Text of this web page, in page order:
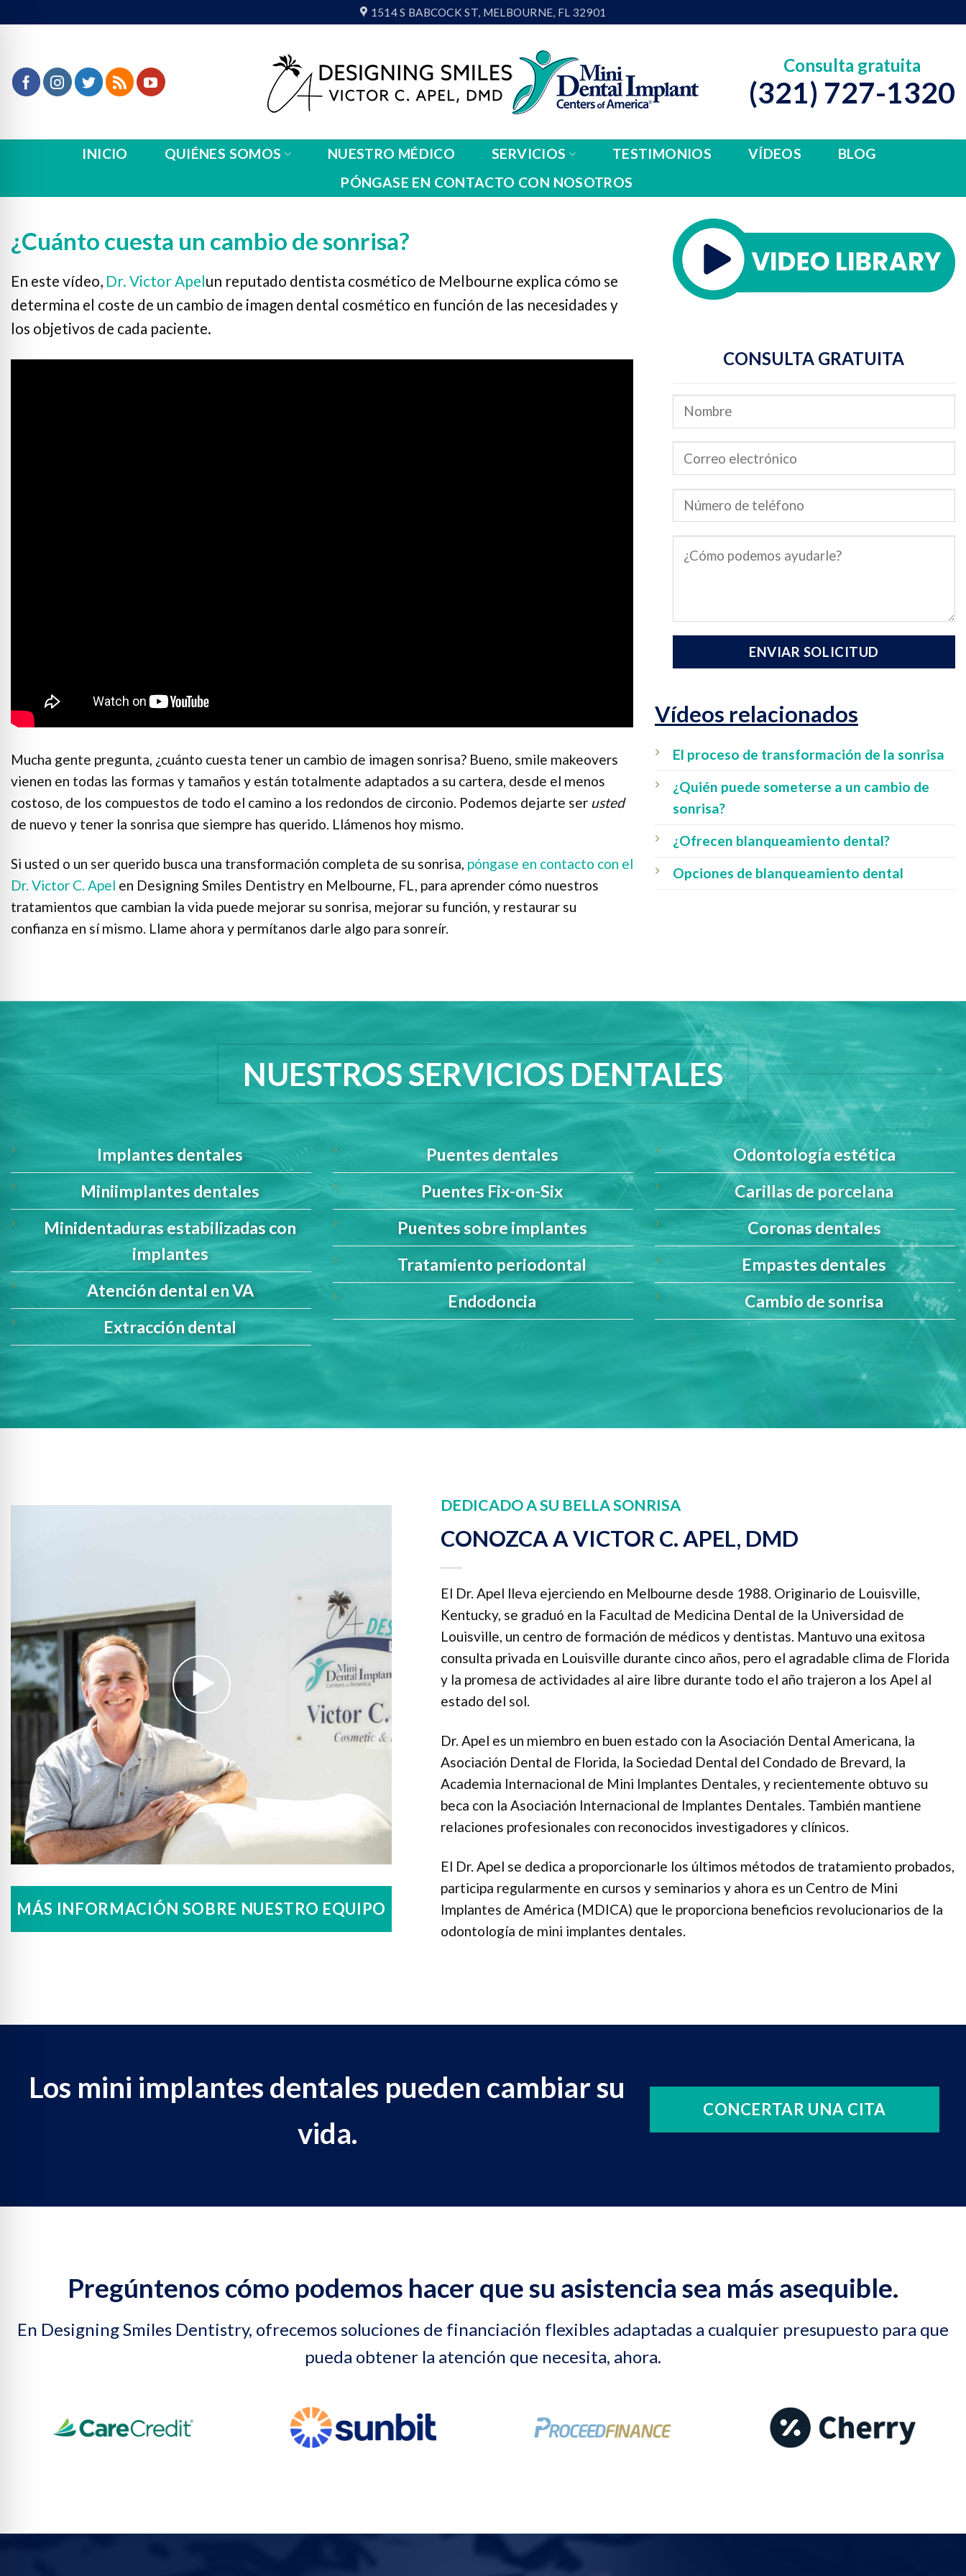
1514 S BABCOCK ST, MELBOURNE, FL 32901
Consulta gratuita
(321) 727-1320
INICIO QUIÉNES SOMOS NUESTRO MÉDICO SERVICIOS TESTIMONIOS VÍDEOS
BLOG
PÓNGASE EN CONTACTO CON NOSOTROS
¿Cuánto cuesta un cambio de sonrisa?
En este vídeo, Dr. Victor Apelun reputado dentista cosmético de Melbourne explica cómo se
determina el coste de un cambio de imagen dental cosmético en función de las necesidades y
los objetivos de cada paciente.
Mucha gente pregunta, ¿cuánto cuesta tener un cambio de imagen sonrisa? Bueno, smile makeovers
vienen en todas las formas y tamaños y están totalmente adaptados a su cartera, desde el menos
costoso, de los compuestos de todo el camino a los redondos de circonio. Podemos dejarte ser usted
de nuevo y tener la sonrisa que siempre has querido. Llámenos hoy mismo.
Si usted o un ser querido busca una transformación completa de su sonrisa, póngase en contacto con el
Dr. Victor C. Apel en Designing Smiles Dentistry en Melbourne, FL, para aprender cómo nuestros
tratamientos que cambian la vida puede mejorar su sonrisa, mejorar su función, y restaurar su
confianza en sí mismo. Llame ahora y permítanos darle algo para sonreír.
CONSULTA GRATUITA
Vídeos relacionados
El proceso de transformación de la sonrisa
¿Quién puede someterse a un cambio de
sonrisa?
¿Ofrecen blanqueamiento dental?
Opciones de blanqueamiento dental
NUESTROS SERVICIOS DENTALES
Implantes dentales
Miniimplantes dentales
Minidentaduras estabilizadas con
implantes
Atención dental en VA
Extracción dental
Puentes dentales
Puentes Fix-on-Six
Puentes sobre implantes
Tratamiento periodontal
Endodoncia
Odontología estética
Carillas de porcelana
Coronas dentales
Empastes dentales
Cambio de sonrisa
MÁS INFORMACIÓN SOBRE NUESTRO EQUIPO
DEDICADO A SU BELLA SONRISA
CONOZCA A VICTOR C. APEL, DMD
El Dr. Apel lleva ejerciendo en Melbourne desde 1988. Originario de Louisville,
Kentucky, se graduó en la Facultad de Medicina Dental de la Universidad de
Louisville, un centro de formación de médicos y dentistas. Mantuvo una exitosa
consulta privada en Louisville durante cinco años, pero el agradable clima de Florida
y la promesa de actividades al aire libre durante todo el año trajeron a los Apel al
estado del sol.
Dr. Apel es un miembro en buen estado con la Asociación Dental Americana, la
Asociación Dental de Florida, la Sociedad Dental del Condado de Brevard, la
Academia Internacional de Mini Implantes Dentales, y recientemente obtuvo su
beca con la Asociación Internacional de Implantes Dentales. También mantiene
relaciones profesionales con reconocidos investigadores y clínicos.
El Dr. Apel se dedica a proporcionarle los últimos métodos de tratamiento probados,
participa regularmente en cursos y seminarios y ahora es un Centro de Mini
Implantes de América (MDICA) que le proporciona beneficios revolucionarios de la
odontología de mini implantes dentales.
Los mini implantes dentales pueden cambiar su
vida.
CONCERTAR UNA CITA
Pregúntenos cómo podemos hacer que su asistencia sea más asequible.
En Designing Smiles Dentistry, ofrecemos soluciones de financiación flexibles adaptadas a cualquier presupuesto para que
pueda obtener la atención que necesita, ahora.
Safe Profile